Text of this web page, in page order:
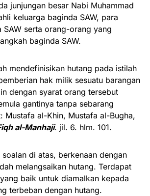
junjungan besar Nabi Muhammad
keluarga baginda SAW, para
SAW serta orang-orang yang
baginda SAW.
mendefinisikan hutang pada istilah
hak milik sesuatu barangan
dengan syarat orang tersebut
gantinya tanpa sebarang
Mustafa al-Khin, Mustafa al-Bugha,
al-Manhaji. jil. 6. hlm. 101.
di atas, berkenaan dengan
melangsaikan hutang. Terdapat
baik untuk diamalkan kepada
terbeban dengan hutang.